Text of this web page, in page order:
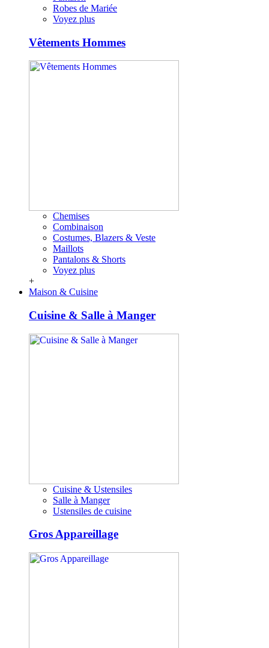
Robes de Mariée
Voyez plus
Vêtements Hommes
Chemises
Combinaison
Costumes, Blazers & Veste
Maillots
Pantalons & Shorts
Voyez plus
+
Maison & Cuisine
Cuisine & Salle à Manger
Cuisine & Ustensiles
Salle à Manger
Ustensiles de cuisine
Gros Appareillage